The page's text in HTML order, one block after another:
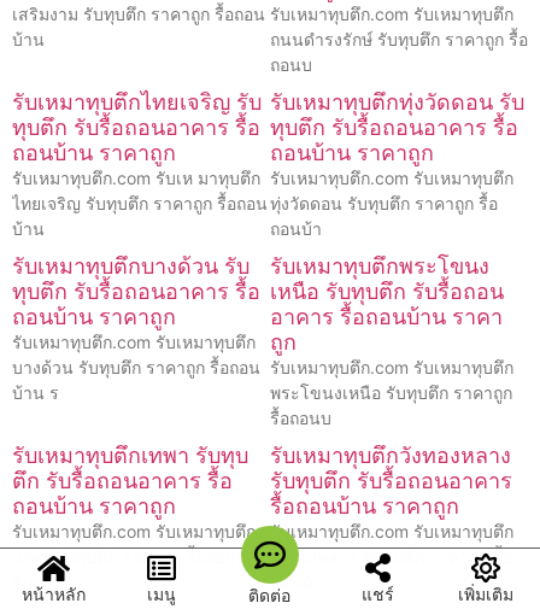
เสริมงาม รับทุบตึก ราคาถูก รื้อถอน
บ้าน
รับเหมาทุบตึก.com รับเหมาทุบตึก
ถนนดำรงรักษ์ รับทุบตึก ราคาถูก รื้อ
ถอนบ
รับเหมาทุบตึกไทยเจริญ รับ
ทุบตึก รับรื้อถอนอาคาร รื้อ
ถอนบ้าน ราคาถูก
รับเหมาทุบตึก.com รับเห มาทุบตึก
ไทยเจริญ รับทุบตึก ราคาถูก รื้อถอน
บ้าน
รับเหมาทุบตึกทุ่งวัดดอน รับ
ทุบตึก รับรื้อถอนอาคาร รื้อ
ถอนบ้าน ราคาถูก
รับเหมาทุบตึก.com รับเหมาทุบตึก
ทุ่งวัดดอน รับทุบตึก ราคาถูก รื้อ
ถอนบ้า
รับเหมาทุบตึกบางด้วน รับ
ทุบตึก รับรื้อถอนอาคาร รื้อ
ถอนบ้าน ราคาถูก
รับเหมาทุบตึก.com รับเหมาทุบตึก
บางด้วน รับทุบตึก ราคาถูก รื้อถอน
บ้าน ร
รับเหมาทุบตึกพระโขนง
เหนือ รับทุบตึก รับรื้อถอน
อาคาร รื้อถอนบ้าน ราคา
ถูก
รับเหมาทุบตึก.com รับเหมาทุบตึก
พระโขนงเหนือ รับทุบตึก ราคาถูก
รื้อถอนบ
รับเหมาทุบตึกเทพา รับทุบ
ตึก รับรื้อถอนอาคาร รื้อ
ถอนบ้าน ราคาถูก
รับเหมาทุบตึก.com รับเหมาทุบตึก
เทพา รับทุบตึก ราคาถูก รื้อถอนบ้าน
รับเ
รับเหมาทุบตึกวังทองหลาง
รับทุบตึก รับรื้อถอนอาคาร
รื้อถอนบ้าน ราคาถูก
รับเหมาทุบตึก.com รับเหมาทุบตึก
วังทองหลาง รับทุบตึก ราคาถูก รื้อ
ถอนบ้า
หน้าหลัก เมนู ติดต่อ แชร์ เพิ่มเติม